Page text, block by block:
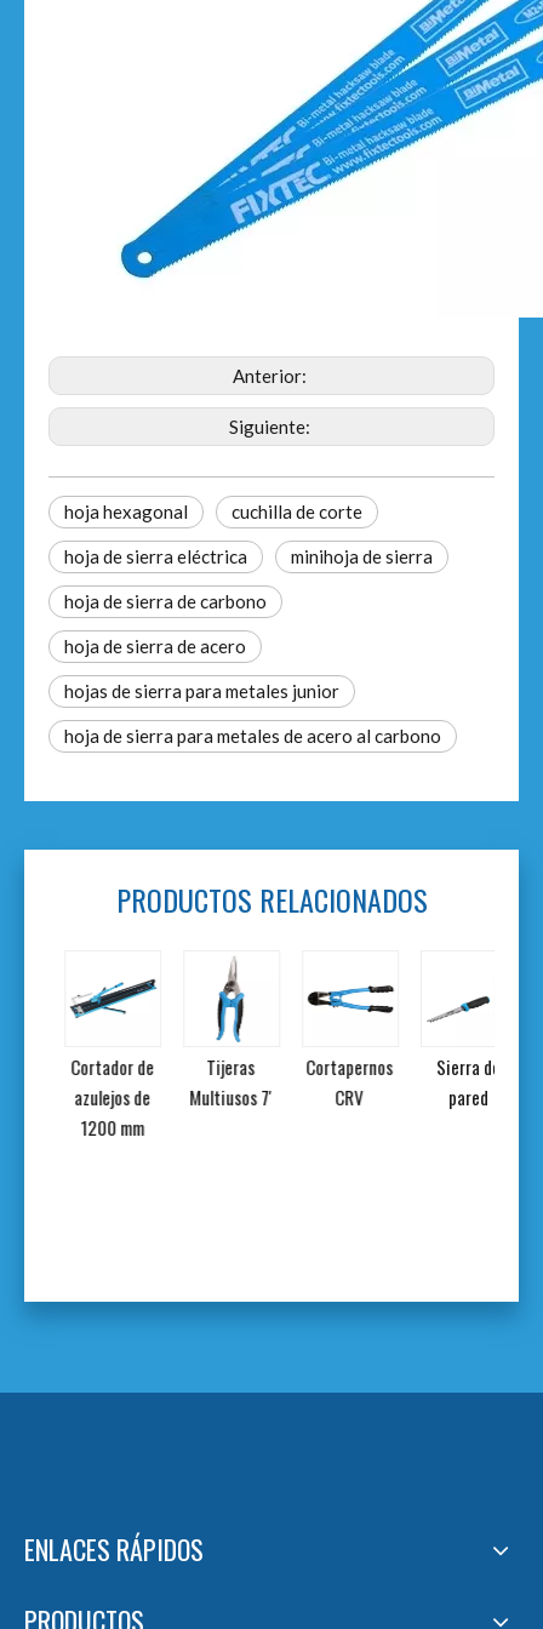
Anterior:
Siguiente:
hoja hexagonal cuchilla de corte
hoja de sierra eléctrica minihoja de sierra
hoja de sierra de carbono
hoja de sierra de acero
hojas de sierra para metales junior
hoja de sierra para metales de acero al carbono
PRODUCTOS RELACIONADOS
Cortador de
azulejos de
1200 mm
Tijeras
Multiusos 7'
Cortapernos
CRV
Sierra de
pared
ENLACES RÁPIDOS
PRODUCTOS